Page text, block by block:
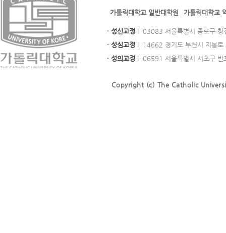
가톨릭대학교 일반대학원 가톨릭대학교
· 성신교정
03083 서울특별시 종로구
· 성심교정
14662 경기도 부천시 지봉
· 성의교정
06591 서울특별시 서초구
Copyright (c) The Catholic